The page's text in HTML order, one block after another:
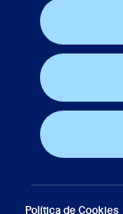
Política de Cookies